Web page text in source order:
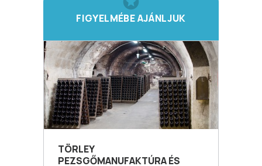
FIGYELMÉBE AJÁNLJUK
TÖRLEY
PEZSGŐMANUFAKTÚRA ÉS